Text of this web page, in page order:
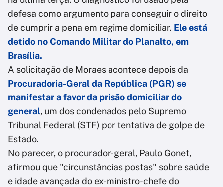
defesa como argumento para conseguir o direito
de cumprir a pena em regime domiciliar. Ele está
detido noComando Militar do Planalto, em
Brasília.
A solicitação de Moraes acontece depois da
Procuradoria-Geral da República (PGR) se
manifestar a favor da prisão domiciliar do
general, um dos condenados pelo Supremo
Tribunal Federal (STF) por tentativa de golpe de
Estado.
No parecer, o procurador-geral, Paulo Gonet,
afirmou que "circunstâncias postas" sobre saúde
e idade avançada do ex-ministro-chefe do